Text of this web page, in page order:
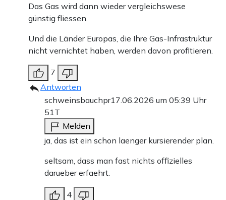
Das Gas wird dann wieder vergleichswese
günstig fliessen.
Und die Länder Europas, die Ihre Gas-Infrastruktur
nicht vernichtet haben, werden davon profitieren.
7
Antworten
schweinsbauchpr17.06.2026 um 05:39 Uhr
51T
Melden
ja, das ist ein schon laenger kursierender plan.
seltsam, dass man fast nichts offizielles
darueber erfaehrt.
4